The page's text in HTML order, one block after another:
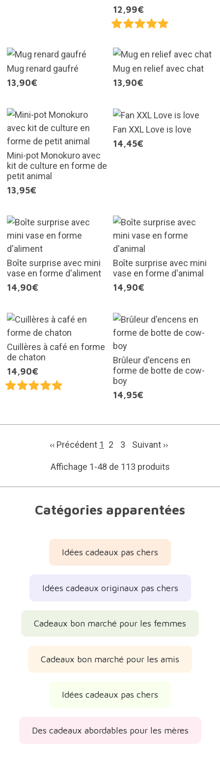
12,99€
Mug renard gaufré
13,90€
Mug en relief avec chat
13,90€
Mini-pot Monokuro avec
kit de culture en forme de
petit animal
13,95€
Fan XXL Love is love
14,45€
Boîte surprise avec mini
vase en forme d'aliment
14,90€
Boîte surprise avec mini
vase en forme d'animal
14,90€
Cuillères à café en forme
de chaton
14,90€
Brûleur d'encens en
forme de botte de cow-
boy
14,95€
‹‹ Précédent 1 2 3 Suivant ››
Affichage 1-48 de 113 produits
Catégories apparentées
Idées cadeaux pas chers
Idées cadeaux originaux pas chers
Cadeaux bon marché pour les femmes
Cadeaux bon marché pour les amis
Idées cadeaux pas chers
Des cadeaux abordables pour les mères